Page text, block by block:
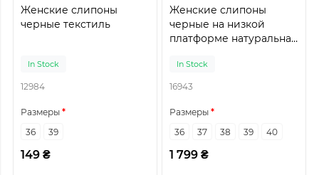
Женские слипоны
черные текстиль
In Stock
12984
Размеры
36
39
149 ₴
Женские слипоны
черные на низкой
платформе натуральная
In Stock
16943
Размеры
36
37 38 39 40
1 799 ₴